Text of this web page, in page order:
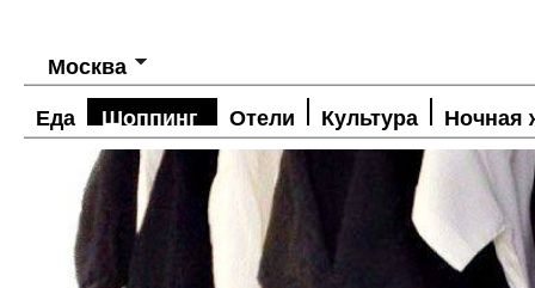
Москва
Еда Шоппинг Отели Культура Ночная